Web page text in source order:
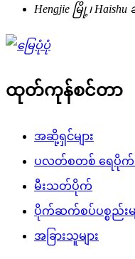
Hengjie မြို့၊
ထုတ်ကုန်စင်တာ
အဆို့ရှင်များ
ပလတ်စတစ် ရေပိုက်ခေ
မီးသတ်ပိုက်
ပိုက်ဆက်စပ်ပစ္စည်းမျ
အခြားသူများ